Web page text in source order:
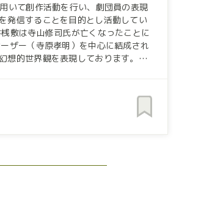
いて創作活動を行い、劇団員の表現
発信することを目的とし活動してい
敷は寺山修司氏が亡くなったことに
ザー（寺原孝明）を中心に結成され
想的世界観を表現しております。上
劇作品、寺山修司氏の演劇観を含め
動しています。私たちの活動にご協